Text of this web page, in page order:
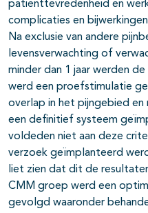
patiënttevredenheid en
complicaties en
Na exclusie van andere
levensverwachting of
minder dan 1 jaar werden
werd een proefstimulatie
overlap in het pijngebied en
een definitief systeem
voldeden niet aan deze
verzoek geïmplanteerd
liet zien dat dit de
CMM groep werd een
gevolgd waaronder